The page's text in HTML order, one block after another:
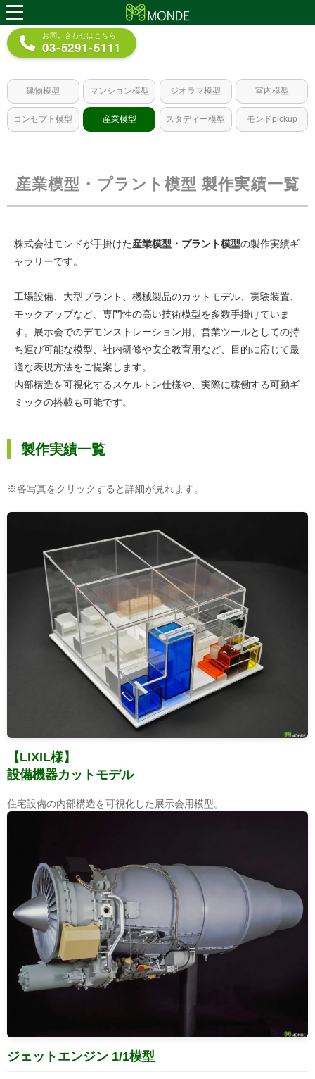
お問い合わせはこちら
03-5291-5111
建物模型 マンション模型 ジオラマ模型 室内模型
コンセプト模型 産業模型 スタディー模型 モンドpickup
産業模型・プラント模型 製作実績一覧
株式会社モンドが手掛けた産業模型・プラント模型の製作実績ギ
ャラリーです。
工場設備、大型プラント、機械製品のカットモデル、実験装置、
モックアップなど、専門性の高い技術模型を多数手掛けていま
す。展示会でのデモンストレーション用、営業ツールとしての持
ち運び可能な模型、社内研修や安全教育用など、目的に応じて最
適な表現方法をご提案します。
内部構造を可視化するスケルトン仕様や、実際に稼働する可動ギ
ミックの搭載も可能です。
製作実績一覧
※各写真をクリックすると詳細が見れます。
【LIXIL様】
設備機器カットモデル
住宅設備の内部構造を可視化した展示会用模型。
ジェットエンジン 1/1模型